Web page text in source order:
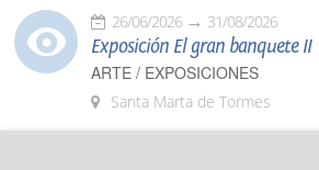
26/06/2026 31/08/2026
Exposición El gran banquete II
ARTE / EXPOSICIONES
Santa Marta de Tormes